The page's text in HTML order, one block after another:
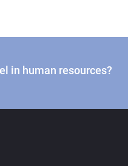
in human resources?